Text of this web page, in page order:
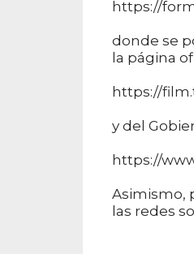
https://
donde se
la página
https://
y del
https://
Asimismo,
las redes